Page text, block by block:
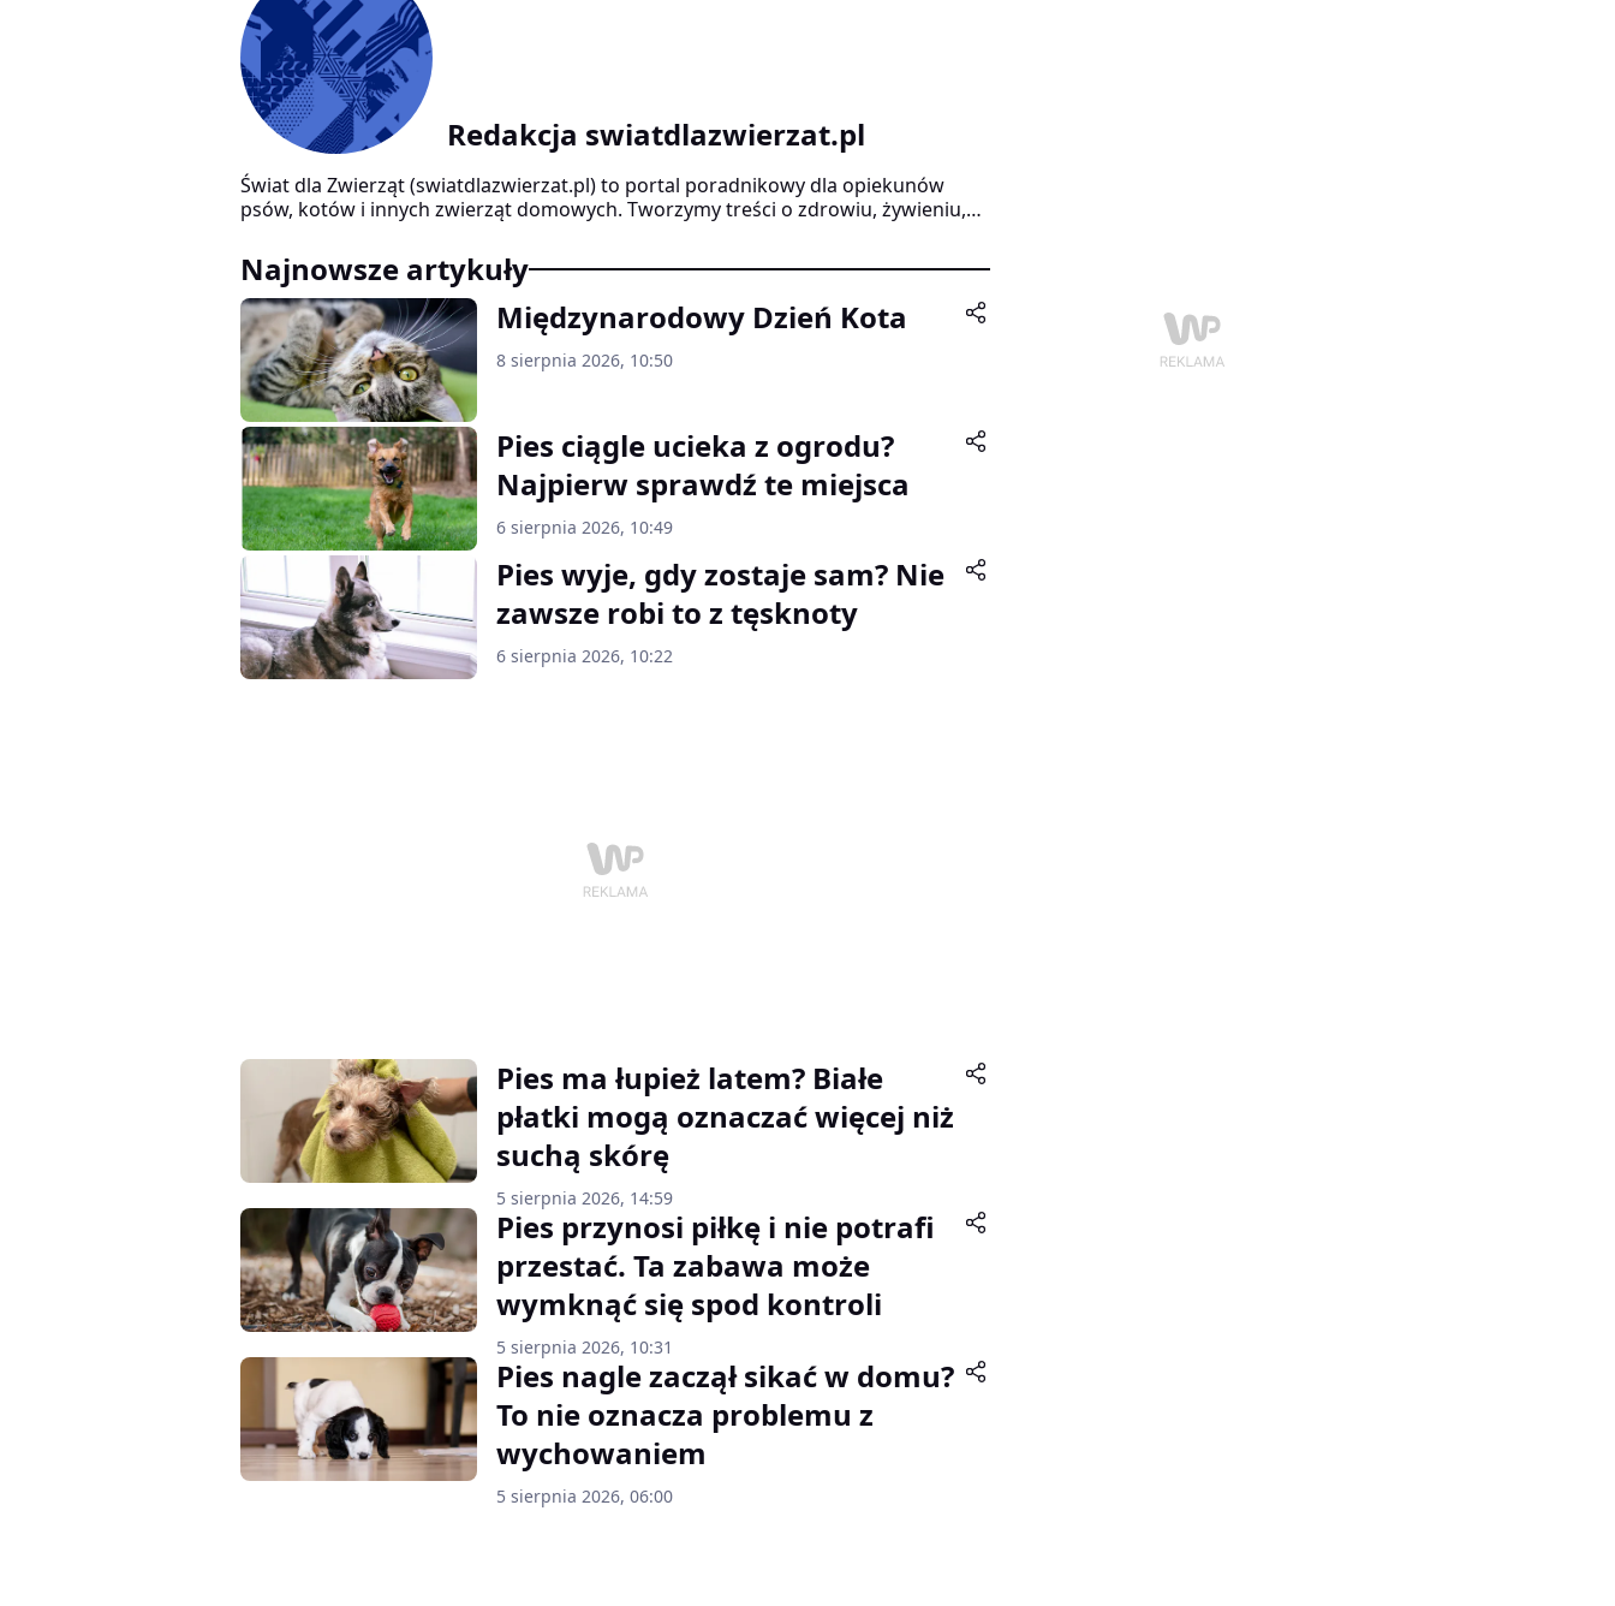
Redakcja swiatdlazwierzat.pl
Świat dla Zwierząt (swiatdlazwierzat.pl) to portal poradnikowy dla opiekunów
psów, kotów i innych zwierząt domowych. Tworzymy treści o zdrowiu, żywieniu,
sprawdzonych źródeł weterynaryjnych, publikacji branżowych i zaleceń
organizacji zajmujących się dobrostanem zwierząt. Nasze artykuły mają charakter
informacyjny i nie zastępują konsultacji z lekarzem weterynarii ani behawiorystą.
Najnowsze artykuły
Międzynarodowy Dzień Kota
8 sierpnia 2026, 10:50
Pies ciągle ucieka z ogrodu?
Najpierw sprawdź te miejsca
6 sierpnia 2026, 10:49
Pies wyje, gdy zostaje sam? Nie
zawsze robi to z tęsknoty
6 sierpnia 2026, 10:22
Pies ma łupież latem? Białe
płatki mogą oznaczać więcej niż
suchą skórę
5 sierpnia 2026, 14:59
Pies przynosi piłkę i nie potrafi
przestać. Ta zabawa może
wymknąć się spod kontroli
5 sierpnia 2026, 10:31
Pies nagle zaczął sikać w domu?
To nie oznacza problemu z
wychowaniem
5 sierpnia 2026, 06:00